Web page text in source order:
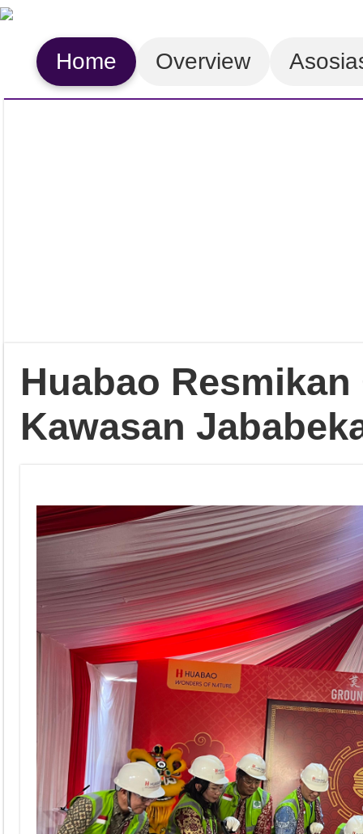
Home Overview
Huabao
Kawasan